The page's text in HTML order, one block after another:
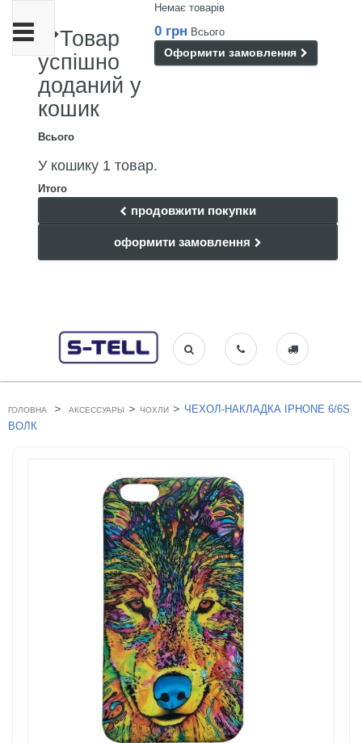
Немає товарів
0 грн Всього
Оформити замовлення
Товар
успішно
доданий у
кошик
Всього
У кошику 1 товар.
Итого
продовжити покупки
оформити замовлення
Toggle
navigation
ГОЛОВНА > АКСЕССУАРЫ > ЧОХЛИ > ЧЕХОЛ-НАКЛАДКА IPHONE 6/6S
ВОЛК